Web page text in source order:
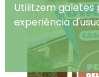
Utilitzem
experiència